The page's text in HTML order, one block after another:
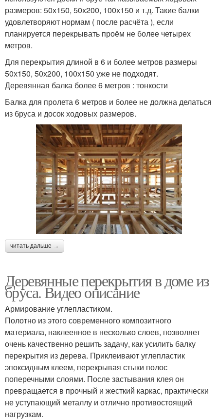
размеров: 50х150, 50х200, 100х150 и т.д. Такие балки
удовлетворяют нормам ( после расчёта ), если
планируется перекрывать проём не более четырех
метров.
Для перекрытия длиной в 6 и более метров размеры
50х150, 50х200, 100х150 уже не подходят.
Деревянная балка более 6 метров : тонкости
Балка для пролета 6 метров и более не должна делаться
из бруса и досок ходовых размеров.
читать дальше →
Деревянные перекрытия в доме из
бруса. Видео описание
Армирование углепластиком.
Полотно из этого современного композитного
материала, наклеенное в несколько слоев, позволяет
очень качественно решить задачу, как усилить балку
перекрытия из дерева. Приклеивают углепластик
эпоксидным клеем, перекрывая стыки полос
поперечными слоями. После застывания клея он
превращается в прочный и жесткий каркас, практически
не уступающий металлу и отлично противостоящий
нагрузкам.